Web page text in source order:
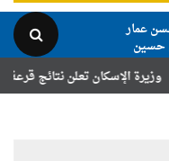
عمار
حسين
تعلن نتائج قرعة تخصيص